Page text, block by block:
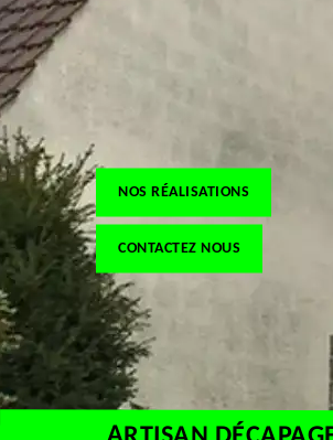
NOS RÉALISATIONS
CONTACTEZ NOUS